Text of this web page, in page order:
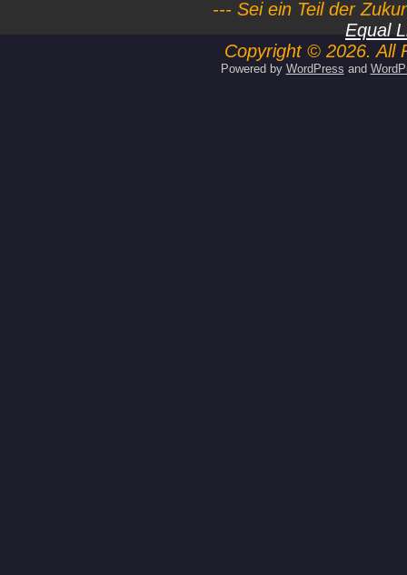
--- Sei ein Teil der
Equal
Copyright © 2026. All
Powered by WordPress and